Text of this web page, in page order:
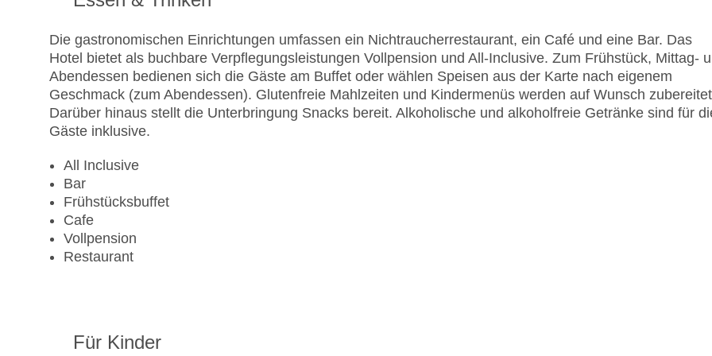
Die gastronomischen Einrichtungen umfassen ein Nichtraucherrestaurant, ein Café und eine Bar. Das
Hotel bietet als buchbare Verpflegungsleistungen Vollpension und All-Inclusive. Zum Frühstück, Mittag-
Abendessen bedienen sich die Gäste am Buffet oder wählen Speisen aus der Karte nach eigenem
Geschmack (zum Abendessen). Glutenfreie Mahlzeiten und Kindermenüs werden auf Wunsch
Darüber hinaus stellt die Unterbringung Snacks bereit. Alkoholische und alkoholfreie Getränke sind für
Gäste inklusive.
All Inclusive
Bar
Frühstücksbuffet
Cafe
Vollpension
Restaurant
Für Kinder